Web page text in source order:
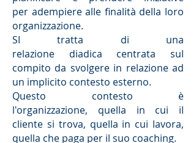
per adempiere alle finalità della loro
organizzazione.
SI tratta di una
relazione diadica centrata sul
compito da svolgere in relazione ad
un implicito contesto esterno.
Questo contesto è
l'organizzazione, quella in cui il
cliente si trova, quella in cui lavora,
quella che paga per il suo coaching.